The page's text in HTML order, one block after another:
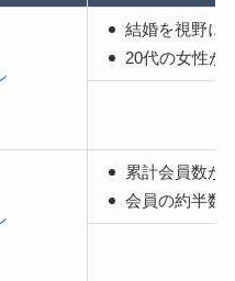
結婚を視野に
20代の女性が
累計会員数が
会員の約半数